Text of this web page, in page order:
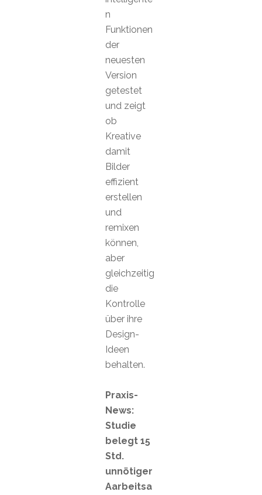
n
Funktionen
der
neuesten
Version
getestet
und zeigt
ob
Kreative
damit
Bilder
effizient
erstellen
und
remixen
können,
aber
gleichzeitig
die
Kontrolle
über ihre
Design-
Ideen
behalten.
Praxis-
News:
Studie
belegt 15
Std.
unnötiger
Aarbeitsa